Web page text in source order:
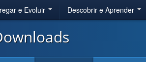
e Evoluir Descobrir e Aprender